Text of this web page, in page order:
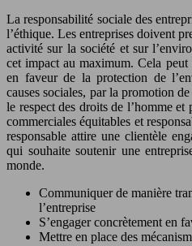
La responsabilité sociale des
l’éthique. Les entreprises doivent
activité sur la société et sur
cet impact au maximum. Cela peut
en faveur de la protection de
causes sociales, par la promotion
le respect des droits de l’homme
commerciales équitables et
responsable attire une clientèle
qui souhaite soutenir une
monde.
Communiquer de manière
l’entreprise
S’engager concrètement en
Mettre en place des